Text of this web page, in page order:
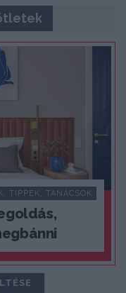
TIPPEK, TANÁCSOK